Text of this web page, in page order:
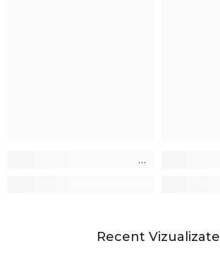
Recent Vizualizate